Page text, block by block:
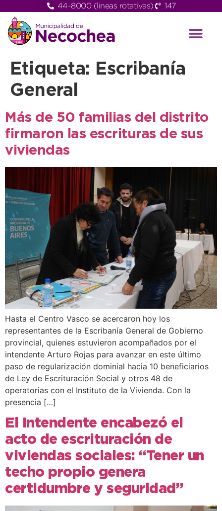
44-8000 (lineas rotativas) 147
Etiqueta:
Escribanía
General
Más de 50 familias del distrito
firmaron las escrituras de sus
viviendas
Hasta el Centro Vasco se acercaron hoy los
representantes de la Escribanía General de Gobierno
provincial, quienes estuvieron acompañados por el
intendente Arturo Rojas para avanzar en este último
paso de regularización dominial hacia 10 beneficiarios
de Ley de Escrituración Social y otros 48 de
operatorias con el Instituto de la Vivienda. Con la
presencia […]
El Intendente encabezó el
acto de escrituración de
viviendas sociales: “Tener un
techo propio genera
certidumbre y seguridad”